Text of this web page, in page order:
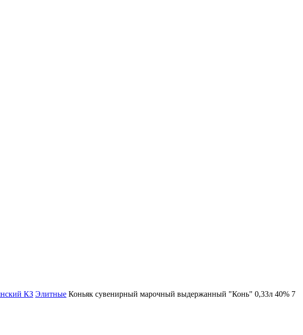
КЗ Элитные Коньяк сувенирный марочный выдержанный "Конь" 0,33л 40% 7